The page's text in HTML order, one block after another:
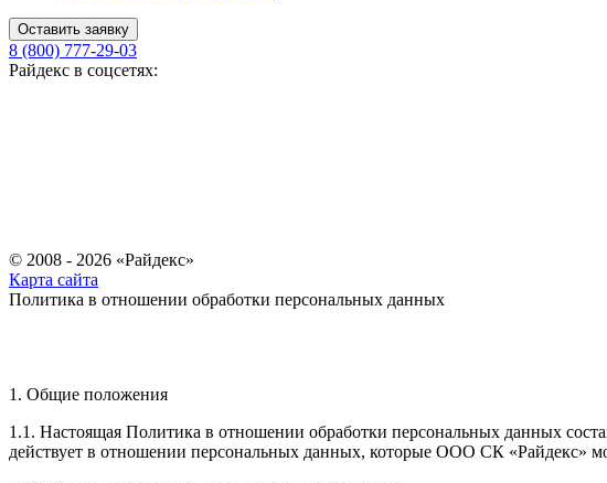
Оставить заявку
8 (800) 777-29-03
Райдекс в соцсетях:
© 2008 - 2026 «Райдекс»
Карта сайта
Политика в отношении обработки персональных данных
1. Общие положения
1.1. Настоящая Политика в отношении обработки персональных данных
действует в отношении персональных данных, которые ООО СК «Райдекс»